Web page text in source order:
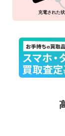
充電された